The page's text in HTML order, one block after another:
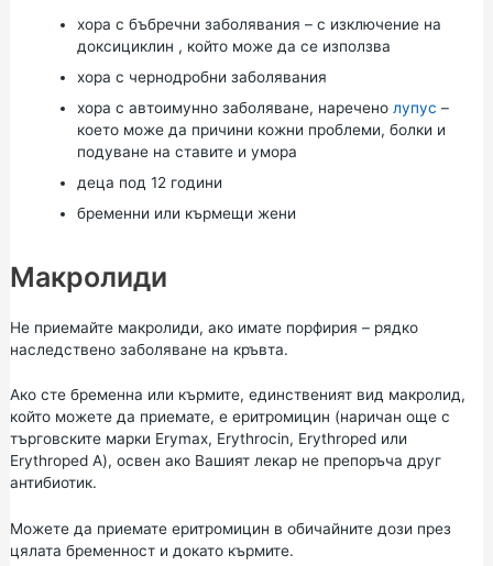
хора с бъбречни заболявания – с изключение на
доксициклин , който може да се използва
хора с чернодробни заболявания
хора с автоимунно заболяване, наречено лупус –
което може да причини кожни проблеми, болки и
подуване на ставите и умора
деца под 12 години
бременни или кърмещи жени
Макролиди
Не приемайте макролиди, ако имате порфирия – рядко
наследствено заболяване на кръвта.
Ако сте бременна или кърмите, единственият вид макролид,
който можете да приемате, е еритромицин (наричан още с
търговските марки Erymax, Erythrocin, Erythroped или
Erythroped A), освен ако Вашият лекар не препоръча друг
антибиотик.
Можете да приемате еритромицин в обичайните дози през
цялата бременност и докато кърмите.